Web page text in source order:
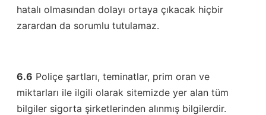
hatalı olmasından dolayı ortaya çıkacak hiçbir
zarardan da sorumlu tutulamaz.
6.6 Poliçe şartları, teminatlar, prim oran ve
miktarları ile ilgili olarak sitemizde yer alan tüm
bilgiler sigorta şirketlerinden alınmış bilgilerdir.